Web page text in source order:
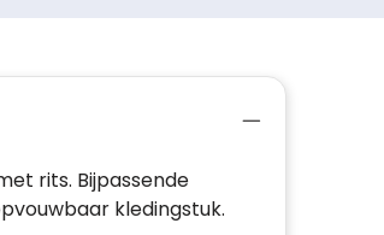
rits. Bijpassende
kledingstuk.